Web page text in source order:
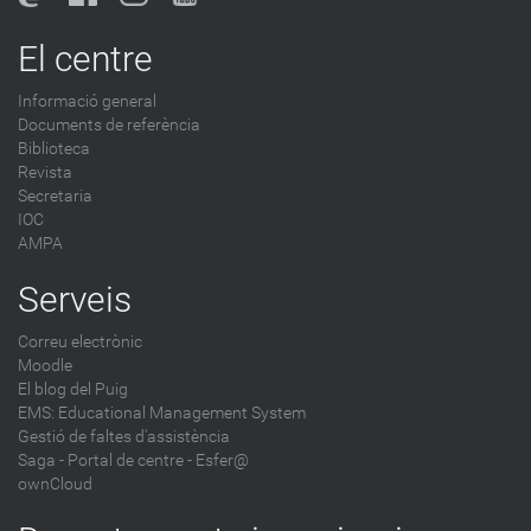
El centre
Informació general
Documents de referència
Biblioteca
Revista
Secretaria
IOC
AMPA
Serveis
Correu electrònic
Moodle
El blog del Puig
EMS: Educational Management System
Gestió de faltes d'assistència
Saga - Portal de centre - Esfer@
ownCloud